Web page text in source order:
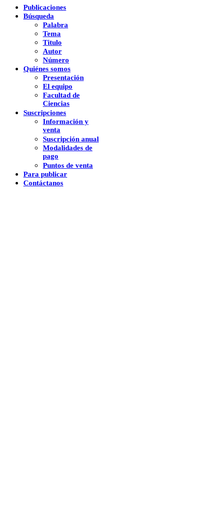
Publicaciones
Búsqueda
Palabra
Tema
Titulo
Autor
Número
Quiénes somos
Presentación
El equipo
Facultad de
Ciencias
Suscripciones
Información y
venta
Suscripción anual
Modalidades de
pago
Puntos de venta
Para publicar
Contáctanos